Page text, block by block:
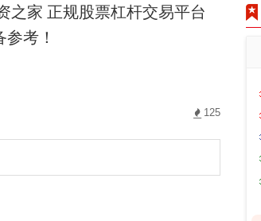
之家 正规股票杠杆交易平台
考！
125